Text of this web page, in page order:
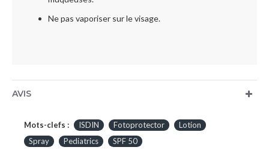
Ne pas vaporiser sur le visage.
AVIS
Mots-clefs : ISDIN Fotoprotector
Lotion
Spray
Pediatrics SPF 50